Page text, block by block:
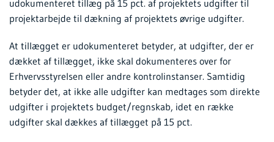
udokumenteret tillæg på 15 pct. af projektets udgifter til
projektarbejde til dækning af projektets øvrige udgifter.
At tillægget er udokumenteret betyder, at udgifter, der er
dækket af tillægget, ikke skal dokumenteres over for
Erhvervsstyrelsen eller andre kontrolinstanser. Samtidig
betyder det, at ikke alle udgifter kan medtages som direkte
udgifter i projektets budget/regnskab, idet en række
udgifter skal dækkes af tillægget på 15 pct.